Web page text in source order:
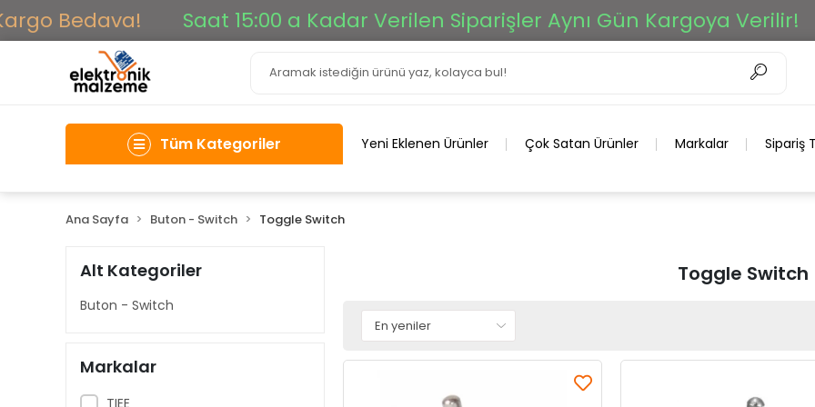
Bedava! Saat 15:00 a Kadar Verilen Siparişler Aynı Gün Kargoya Verilir!
Tüm Kategoriler Yeni Eklenen Ürünler Çok Satan Ürünler Markalar Sipariş
Ana Sayfa Buton - Switch Toggle Switch
Alt Kategoriler
Buton - Switch
Markalar
TIEE
Toggle Switch